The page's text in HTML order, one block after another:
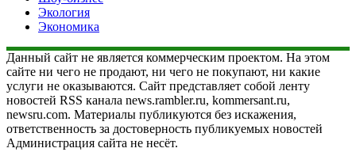
Экология
Экономика
Данный сайт не является коммерческим проектом. На этом
сайте ни чего не продают, ни чего не покупают, ни какие
услуги не оказываются. Сайт представляет собой ленту
новостей RSS канала news.rambler.ru, kommersant.ru,
newsru.com. Материалы публикуются без искажения,
ответственность за достоверность публикуемых новостей
Администрация сайта не несёт.